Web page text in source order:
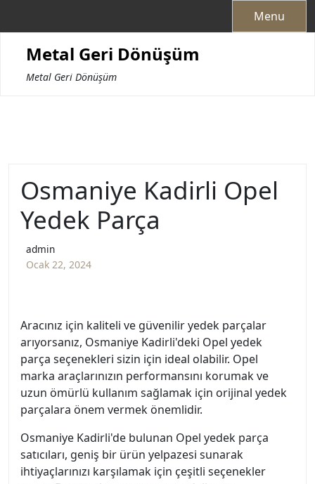
Menu
Metal Geri Dönüşüm
Metal Geri Dönüşüm
Osmaniye Kadirli Opel
Yedek Parça
admin
Ocak 22, 2024
Aracınız için kaliteli ve güvenilir yedek parçalar
arıyorsanız, Osmaniye Kadirli'deki Opel yedek
parça seçenekleri sizin için ideal olabilir. Opel
marka araçlarınızın performansını korumak ve
uzun ömürlü kullanım sağlamak için orijinal yedek
parçalara önem vermek önemlidir.
Osmaniye Kadirli'de bulunan Opel yedek parça
satıcıları, geniş bir ürün yelpazesi sunarak
ihtiyaçlarınızı karşılamak için çeşitli seçenekler